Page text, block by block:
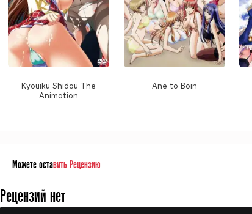
Kyouiku Shidou The
Animation
Ane to Boin
Можете оставить Рецензию
Рецензий нет